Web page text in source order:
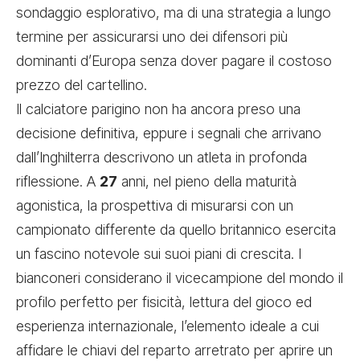
sondaggio esplorativo, ma di una strategia a lungo
termine per assicurarsi uno dei difensori più
dominanti d’Europa senza dover pagare il costoso
prezzo del cartellino.
Il calciatore parigino non ha ancora preso una
decisione definitiva, eppure i segnali che arrivano
dall’Inghilterra descrivono un atleta in profonda
riflessione. A 27 anni, nel pieno della maturità
agonistica, la prospettiva di misurarsi con un
campionato differente da quello britannico esercita
un fascino notevole sui suoi piani di crescita. I
bianconeri considerano il vicecampione del mondo il
profilo perfetto per fisicità, lettura del gioco ed
esperienza internazionale, l’elemento ideale a cui
affidare le chiavi del reparto arretrato per aprire un